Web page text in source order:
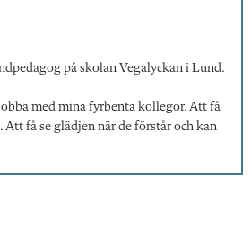
på skolan Vegalyckan i Lund.
med mina fyrbenta kollegor. Att få
Att få se glädjen när de förstår och kan